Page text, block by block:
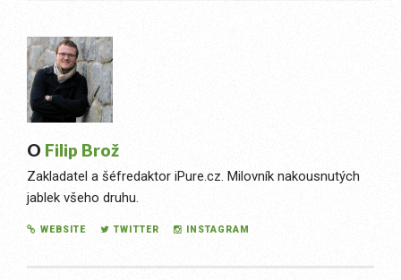
O Filip Brož
Zakladatel a šéfredaktor iPure.cz. Milovník nakousnutých
jablek všeho druhu.
WEBSITE TWITTER INSTAGRAM